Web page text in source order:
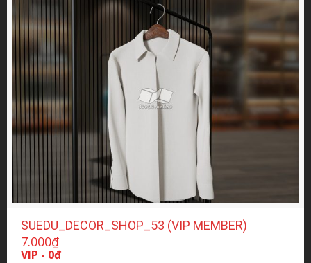
SUEDU_DECOR_SHOP_53 (VIP MEMBER)
7.000₫
VIP - 0đ